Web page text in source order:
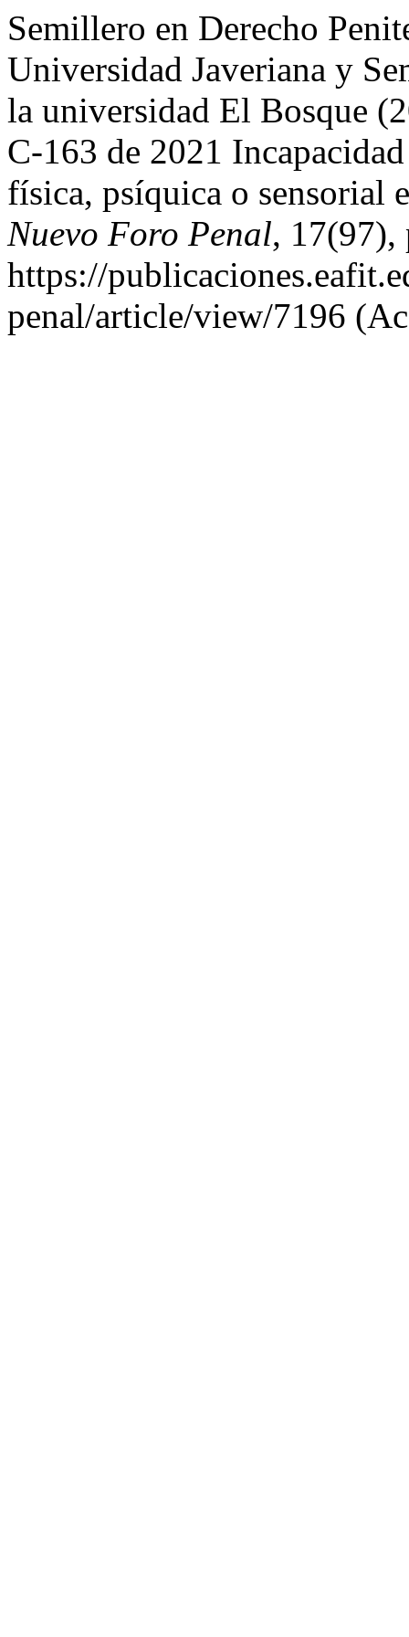
Semillero en Derecho
Universidad Javeriana y
la universidad El Bosque
C-163 de 2021
física, psíquica o sensorial
Nuevo Foro Penal, 17(97),
https://
penal/article/view/7196